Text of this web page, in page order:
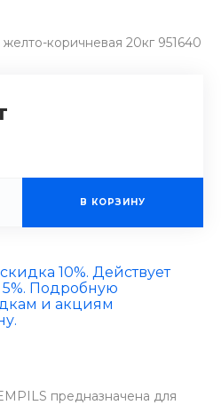
коричневая 20кг 951640
В КОРЗИНУ
10%. Действует
Подробную
и акциям
предназначена для